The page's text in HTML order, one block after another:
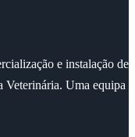
e instalação de
Veterinária. Uma equipa